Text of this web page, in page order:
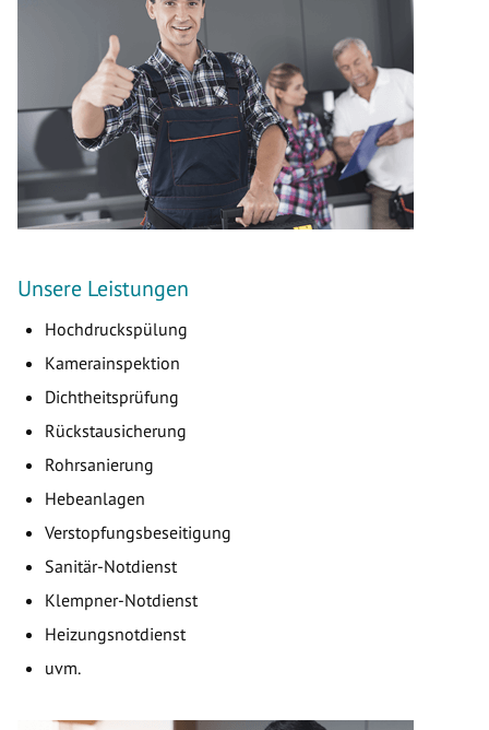
Unsere Leistungen
Hochdruckspülung
Kamerainspektion
Dichtheitsprüfung
Rückstausicherung
Rohrsanierung
Hebeanlagen
Verstopfungsbeseitigung
Sanitär-Notdienst
Klempner-Notdienst
Heizungsnotdienst
uvm.